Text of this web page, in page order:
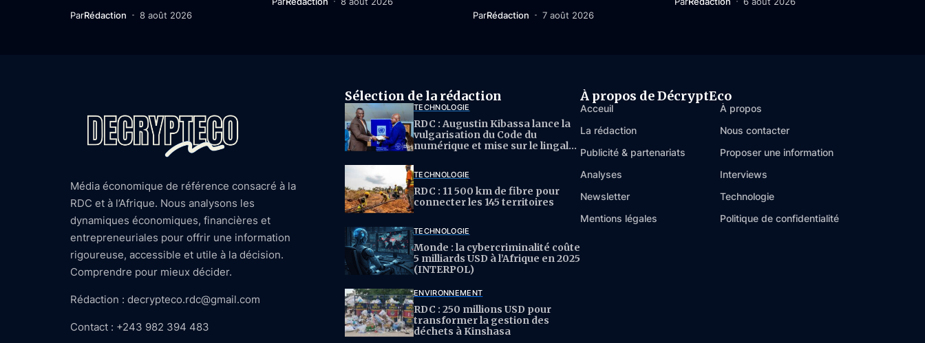
ParRédaction 8 août 2026 ParRédaction 7 août 2026
Média économique de référence consacré à la
RDC et à l’Afrique. Nous analysons les
dynamiques économiques, financières et
entrepreneuriales pour offrir une information
rigoureuse, accessible et utile à la décision.
Comprendre pour mieux décider.
Rédaction : decrypteco.rdc@gmail.com
Contact : +243 982 394 483
Sélection de la rédaction
TECHNOLOGIE
RDC : Augustin Kibassa lance la
vulgarisation du Code du
numérique et mise sur le lingala
TECHNOLOGIE
RDC : 11 500 km de fibre pour
connecter les 145 territoires
TECHNOLOGIE
Monde : la cybercriminalité coûte
5 milliards USD à l’Afrique en 2025
(INTERPOL)
ENVIRONNEMENT
RDC : 250 millions USD pour
transformer la gestion des
déchets à Kinshasa
À propos de DécryptEco
Acceuil
À propos
La rédaction
Nous contacter
Publicité & partenariats
Proposer une information
Analyses
Interviews
Newsletter
Technologie
Mentions légales
Politique de confidentialité